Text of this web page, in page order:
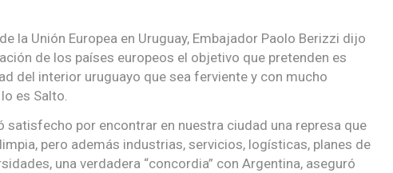
la Unión Europea en Uruguay, Embajador Paolo Berizzi dijo
de los países europeos el objetivo que pretenden es
del interior uruguayo que sea ferviente y con mucho
es Salto.
satisfecho por encontrar en nuestra ciudad una represa que
pero además industrias, servicios, logísticas, planes de
una verdadera “concordia” con Argentina, aseguró